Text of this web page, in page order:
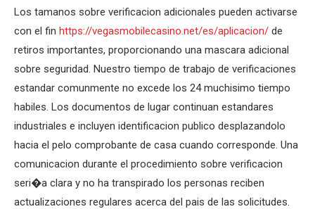
Los tamanos sobre verificacion adicionales pueden activarse
con el fin https://vegasmobilecasino.net/es/aplicacion/ de
retiros importantes, proporcionando una mascara adicional
sobre seguridad. Nuestro tiempo de trabajo de verificaciones
estandar comunmente no excede los 24 muchisimo tiempo
habiles. Los documentos de lugar continuan estandares
industriales e incluyen identificacion publico desplazandolo
hacia el pelo comprobante de casa cuando corresponde. Una
comunicacion durante el procedimiento sobre verificacion
seri�a clara y no ha transpirado los personas reciben
actualizaciones regulares acerca del pais de las solicitudes.